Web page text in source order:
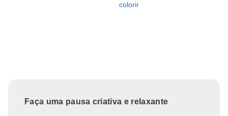
colorir
Faça uma pausa criativa e relaxante